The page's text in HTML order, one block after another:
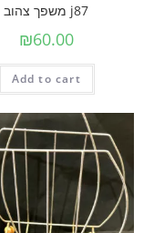
j87 משפך צהוב
₪60.00
Add to cart